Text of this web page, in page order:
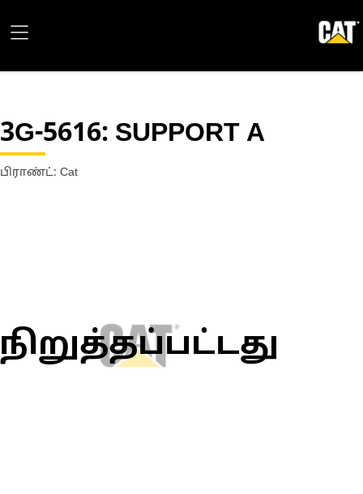
3G-5616: SUPPORT A
பிராண்ட்: Cat
நிறுத்தப்பட்டது